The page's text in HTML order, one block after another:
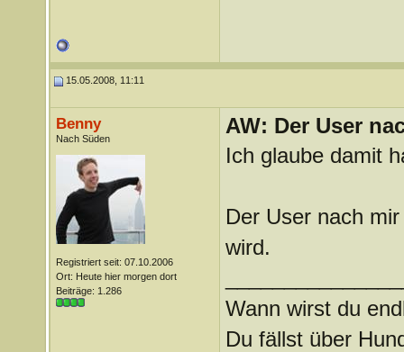
15.05.2008, 11:11
Benny
Nach Süden
Registriert seit: 07.10.2006
Ort: Heute hier morgen dort
Beiträge: 1.286
AW: Der User
Ich glaube damit
Der User nach
wird.
Wann wirst du
Du fällst über